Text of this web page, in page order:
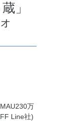
」
万
Line社)